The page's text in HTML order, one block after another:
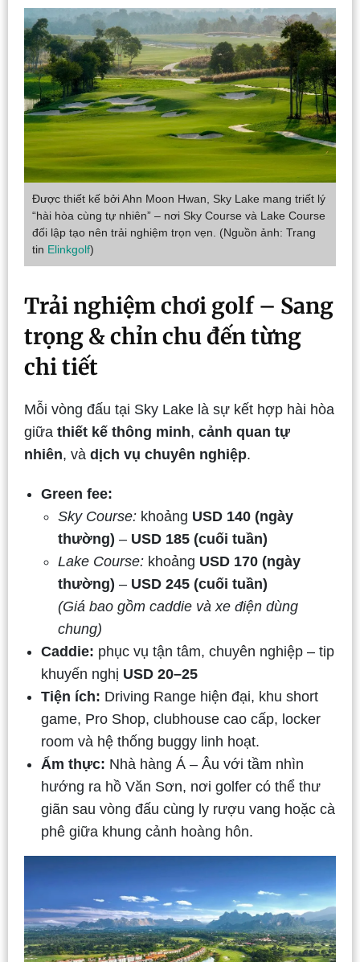
Được thiết kế bởi Ahn Moon Hwan, Sky Lake mang triết lý
“hài hòa cùng tự nhiên” – nơi Sky Course và Lake Course
đối lập tạo nên trải nghiệm trọn vẹn. (Nguồn ảnh: Trang
tin Elinkgolf)
Trải nghiệm chơi golf – Sang
trọng & chỉn chu đến từng
chi tiết
Mỗi vòng đấu tại Sky Lake là sự kết hợp hài hòa
giữa thiết kế thông minh, cảnh quan tự
nhiên, và dịch vụ chuyên nghiệp.
Green fee:
Sky Course: khoảng USD 140 (ngày
thường) – USD 185 (cuối tuần)
Lake Course: khoảng USD 170 (ngày
thường) – USD 245 (cuối tuần)
(Giá bao gồm caddie và xe điện dùng
chung)
Caddie: phục vụ tận tâm, chuyên nghiệp – tip
khuyến nghị USD 20–25
Tiện ích: Driving Range hiện đại, khu short
game, Pro Shop, clubhouse cao cấp, locker
room và hệ thống buggy linh hoạt.
Ẩm thực: Nhà hàng Á – Âu với tầm nhìn
hướng ra hồ Văn Sơn, nơi golfer có thể thư
giãn sau vòng đấu cùng ly rượu vang hoặc cà
phê giữa khung cảnh hoàng hôn.